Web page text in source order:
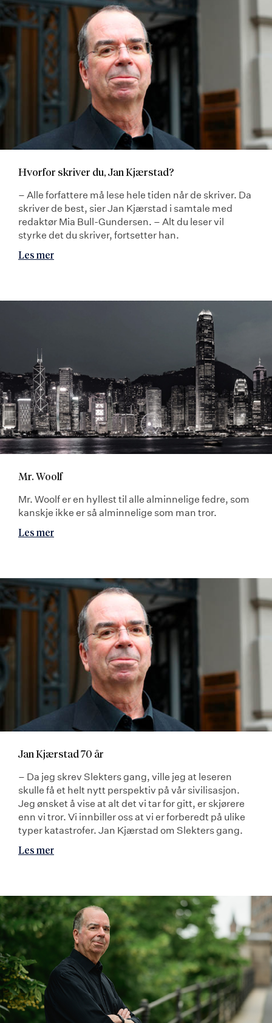
Hvorfor skriver du, Jan Kjærstad?
– Alle forfattere må lese hele tiden når de skriver. Da
skriver de best, sier Jan Kjærstad i samtale med
redaktør Mia Bull-Gundersen. – Alt du leser vil
styrke det du skriver, fortsetter han.
Les mer
Mr. Woolf
Mr. Woolf er en hyllest til alle alminnelige fedre, som
kanskje ikke er så alminnelige som man tror.
Les mer
Jan Kjærstad 70 år
– Da jeg skrev Slekters gang, ville jeg at leseren
skulle få et helt nytt perspektiv på vår sivilisasjon.
Jeg ønsket å vise at alt det vi tar for gitt, er skjørere
enn vi tror. Vi innbiller oss at vi er forberedt på ulike
typer katastrofer. Jan Kjærstad om Slekters gang.
Les mer